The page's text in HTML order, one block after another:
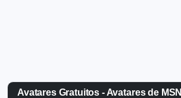
Avatares Gratuitos - Avatares de MSN